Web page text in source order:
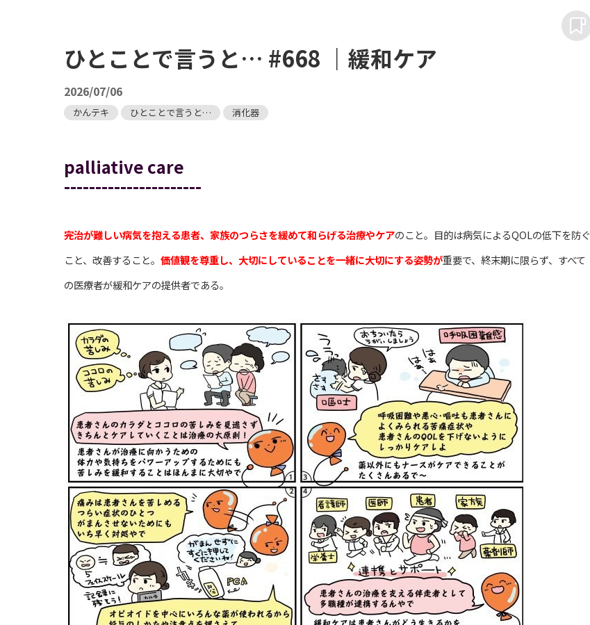
ひとことで言うと… #668 ｜緩和ケア
2026/07/06
かんテキ ひとことで言うと… 消化器
palliative care
----------------------
完治が難しい病気を抱える患者、家族のつらさを緩めて和らげる治療やケアのこと。目的は病気によるQOLの低下を防ぐ
こと、改善すること。 価値観を尊重し、大切にしていることを一緒に大切にする姿勢が重要で、終末期に限らず、すべて
の医療者が緩和ケアの提供者である。